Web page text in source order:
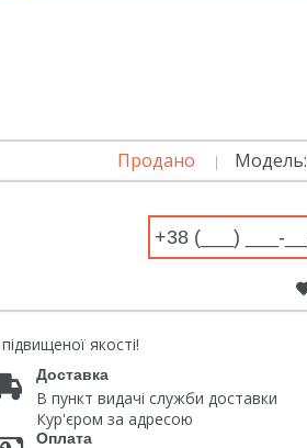
Продано Модель:
якості!
Доставка
В пункт видачі служби доставки
Кур'єром за адресою
Оплата